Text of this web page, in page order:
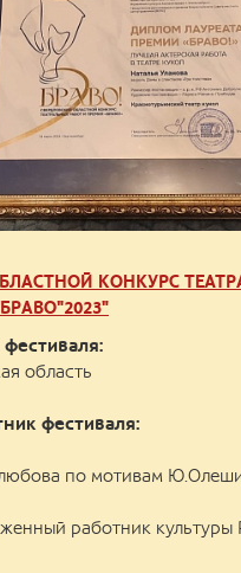
КОНКУРС
область
фестиваля:
по мотивам
работник